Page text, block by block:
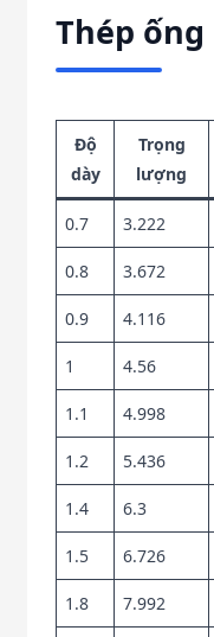
Thép ống
Độ
dày
Trọng
lượng
0.7 3.222
0.8 3.672
0.9 4.116
1 4.56
1.1 4.998
1.2 5.436
1.4 6.3
1.5 6.726
1.8 7.992